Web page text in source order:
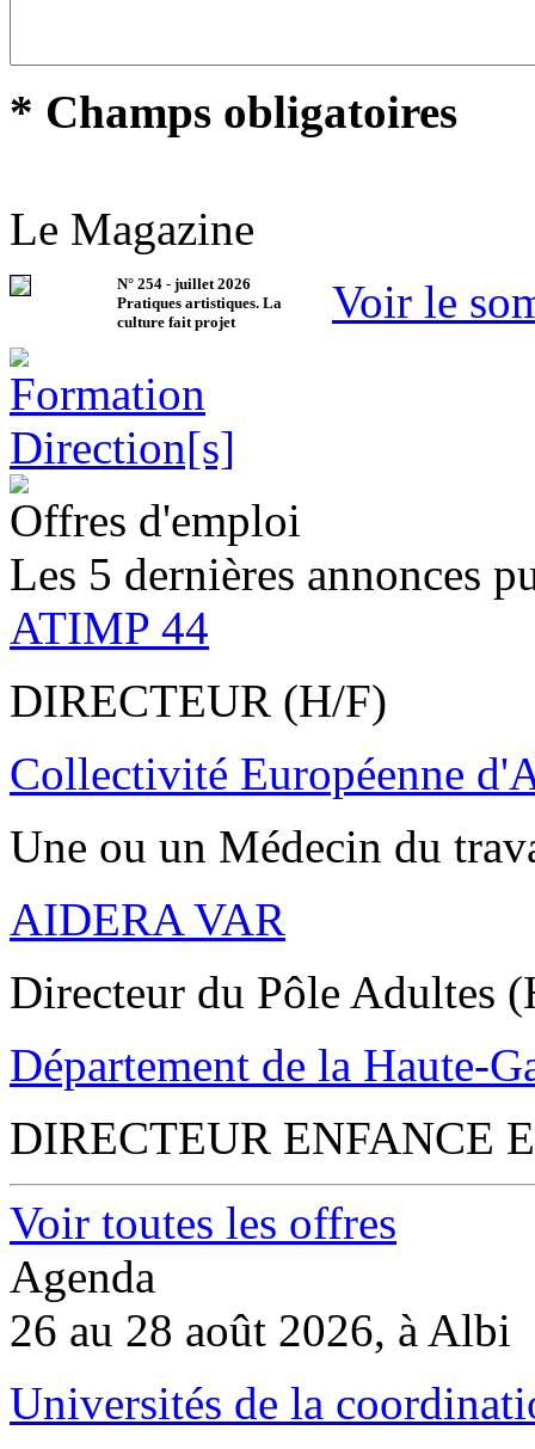
* Champs obligatoires
Le Magazine
N° 254 - juillet 2026
Pratiques artistiques. La
culture fait projet
Voir le
Offres d'emploi
Les 5 dernières annonces
ATIMP 44
DIRECTEUR (H/F)
Collectivité Européenne
Une ou un Médecin du
AIDERA VAR
Directeur du Pôle Adultes
Département de la Haute-
DIRECTEUR ENFANCE
Voir toutes les offres
Agenda
26 au 28 août 2026, à Albi
Universités de la